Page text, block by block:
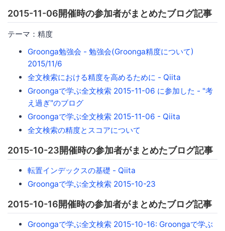
2015-11-06開催時の参加者がまとめたブログ記事
テーマ：精度
Groonga勉強会 - 勉強会(Groonga精度について)
2015/11/6
全文検索における精度を高めるために - Qiita
Groongaで学ぶ全文検索 2015-11-06 に参加した - "考
え過ぎ"のブログ
Groongaで学ぶ全文検索 2015-11-06 - Qiita
全文検索の精度とスコアについて
2015-10-23開催時の参加者がまとめたブログ記事
転置インデックスの基礎 - Qiita
Groongaで学ぶ全文検索 2015-10-23
2015-10-16開催時の参加者がまとめたブログ記事
Groongaで学ぶ全文検索 2015-10-16: Groongaで学ぶ